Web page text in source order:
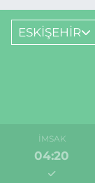
ESKİŞEHİR
İMSAK
04:20